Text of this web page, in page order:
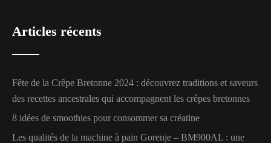
Articles récents
Fête de la Crêpe Bretonne 2024 : découvrez traditions et saveurs
des recettes ancestrales qui accompagnent les crêpes bretonnes
8 idées de smoothies pour consommer sa créatine
Les qualités de la machine à pain Gorenje – BM900AL : une